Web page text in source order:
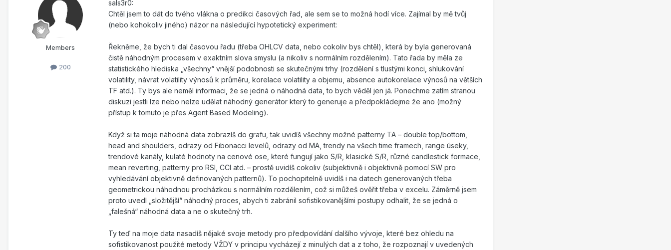
Members
200
sals3r0:
Chtěl jsem to dát do tvého vlákna o predikci časových řad, ale sem se to možná hodí více. Zajímal by mě tvůj
(nebo kohokoliv jiného) názor na následující hypotetický experiment:
Řekněme, že bych ti dal časovou řadu (třeba OHLCV data, nebo cokoliv bys chtěl), která by byla generovaná
čistě náhodným procesem v exaktním slova smyslu (a nikoliv s normálním rozdělením). Tato řada by měla ze
statistického hlediska „všechny“ vnější podobnosti se skutečnými trhy (rozdělení s tlustými konci, shlukování
volatility, návrat volatility výnosů k průměru, korelace volatility a objemu, absence autokorelace výnosů na větších
TF atd.). Ty bys ale neměl informaci, že se jedná o náhodná data, to bych věděl jen já. Ponechme zatím stranou
diskuzi jestli lze nebo nelze udělat náhodný generátor který to generuje a předpokládejme že ano (možný
přístup k tomuto je přes Agent Based Modeling).
Když si ta moje náhodná data zobrazíš do grafu, tak uvidíš všechny možné patterny TA – double top/bottom,
head and shoulders, odrazy od Fibonacci levelů, odrazy od MA, trendy na všech time framech, range úseky,
trendové kanály, kulaté hodnoty na cenové ose, které fungují jako S/R, klasické S/R, různé candlestick formace,
mean reverting, patterny pro RSI, CCI atd. – prostě uvidíš cokoliv (subjektivně i objektivně pomocí SW pro
vyhledávání objektivně definovaných patternů). To pochopitelně uvidíš i na datech generovaných třeba
geometrickou náhodnou procházkou s normálním rozdělením, což si můžeš ověřit třeba v excelu. Záměrně jsem
proto uvedl „složitější“ náhodný proces, abych ti zabránil sofistikovanějšími postupy odhalit, že se jedná o
„falešná“ náhodná data a ne o skutečný trh.
Ty teď na moje data nasadíš nějaké svoje metody pro předpovídání dalšího vývoje, které bez ohledu na
sofistikovanost použité metody VŽDY v principu vycházejí z minulých dat a z toho, že rozpoznají v uvedených